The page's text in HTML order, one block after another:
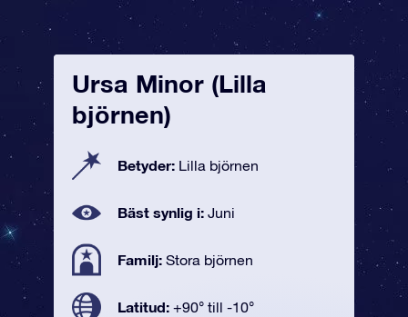
Ursa Minor (Lilla
björnen)
Betyder: Lilla björnen
Bäst synlig i: Juni
Familj: Stora björnen
Latitud: +90° till -10°